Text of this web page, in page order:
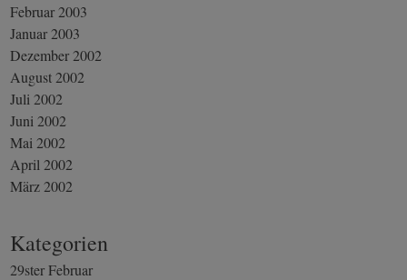
Februar 2003
Januar 2003
Dezember 2002
August 2002
Juli 2002
Juni 2002
Mai 2002
April 2002
März 2002
Kategorien
29ster Februar